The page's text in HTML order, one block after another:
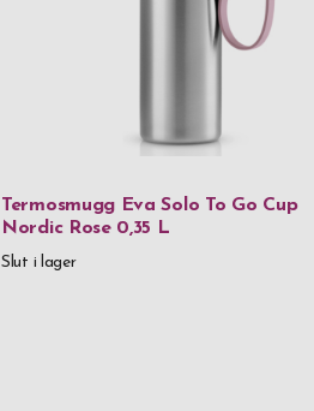
Termosmugg Eva Solo To Go Cup
Nordic Rose 0,35 L
Slut i lager